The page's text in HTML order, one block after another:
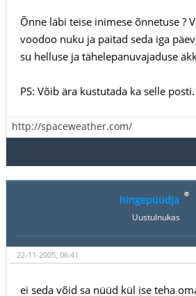
Õnne läbi teise inimese õnnetuse ?
voodoo nuku ja paitad seda iga
su helluse ja tähelepanuvajaduse
PS: Võib ära kustutada ka selle
http://spaceweather.com/
hingepüüdja
Uustulnukas
22-11-2005, 06:41
ei seda võid sa nüüd kül ise teha